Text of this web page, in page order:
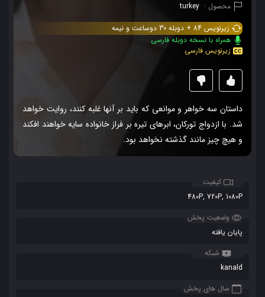
محصول : turkey
زیرنویس 84 + دوبله 30 دوساعت و نیمه
همراه با نسخه دوبله فارسی
زیرنویس فارسی
داستان سه خواهر و موانعی که باید بر آنها غلبه کنند، روایت خواهد
شد. با ازدواج تورکان، ابرهای تیره بر فراز خانواده سایه خواهند افکند
و هیچ چیز مانند گذشته نخواهد بود.
کیفیت
480P, 720P, 1080P
وضعیت پخش
پایان یافته
شبکه
kanald
سال های پخش